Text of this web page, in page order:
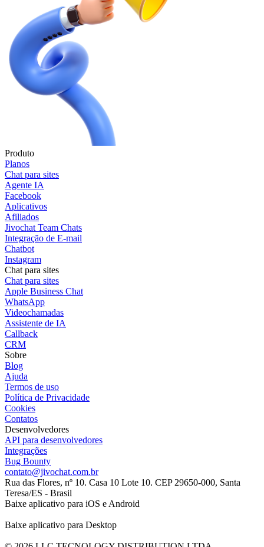
Produto
Planos
Chat para sites
Agente IA
Facebook
Aplicativos
Afiliados
Jivochat Team Chats
Integração de E-mail
Chatbot
Instagram
Chat para sites
Chat para sites
Apple Business Chat
WhatsApp
Videochamadas
Assistente de IA
Callback
CRM
Sobre
Blog
Ajuda
Termos de uso
Política de Privacidade
Cookies
Contatos
Desenvolvedores
API para desenvolvedores
Integrações
Bug Bounty
contato@jivochat.com.br
Rua das Flores, nº 10. Casa 10 Lote 10. CEP 29650-000, Santa
Teresa/ES - Brasil
Baixe aplicativo para iOS e Android
Baixe aplicativo para Desktop